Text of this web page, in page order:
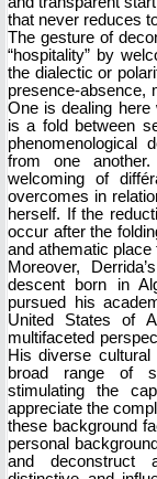
that never reduces
The gesture of
“hospitality” by
the dialectic or
presence-absence,
One is dealing here
is a fold between
phenomenological
from one
welcoming of
overcomes in
herself. If the
occur after the
and athematic
Moreover,
descent born in
pursued his
United States of
multifaceted
His diverse
broad range of
stimulating the
appreciate the
these background
personal
and deconstruct